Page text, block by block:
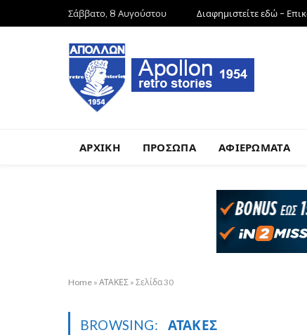
Σάββατο, 8 Αυγούστου Διαφημιστείτε εδώ –
ΑΡΧΙΚΗ ΠΡΟΣΩΠΑ ΑΦΙΕΡΩΜΑΤΑ
Home » ΑΤΑΚΕΣ » Σελίδα 30
BROWSING: ΑΤΑΚΕΣ